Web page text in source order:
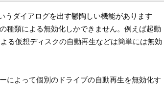
ダイアログを出す鬱陶しい機能があります
種類による無効化しかできません。例えば起動
る仮想ディスクの自動再生などは簡単には無効
によって個別のドライブの自動再生を無効化す